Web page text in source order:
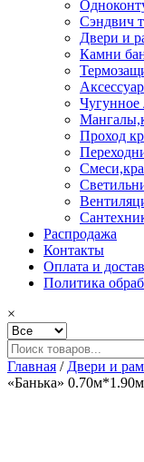
Сэндвич
Двери и
Камни
Чугунное
Проход
Распродажа
Контакты
Оплата и
Политика
×
Главная / Двери и
«Банька» 0.70м*1.90м